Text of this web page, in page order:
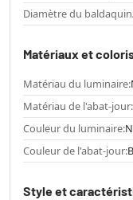
Diamètre du
Matériaux et
Matériau du luminaire:
Matériau de l'abat-jour:
Couleur du luminaire:
Couleur de l'abat-jour:
Style et